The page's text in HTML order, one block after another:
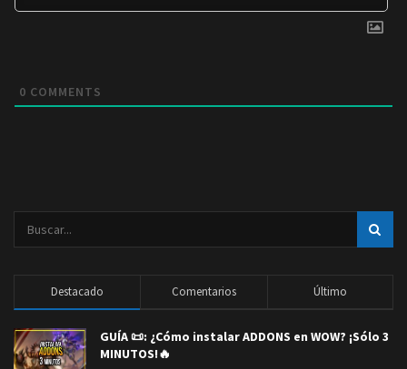
0 COMMENTS
Destacado Comentarios Último
GUÍA 📜: ¿Cómo instalar ADDONS en WOW? ¡Sólo 3
MINUTOS!🔥